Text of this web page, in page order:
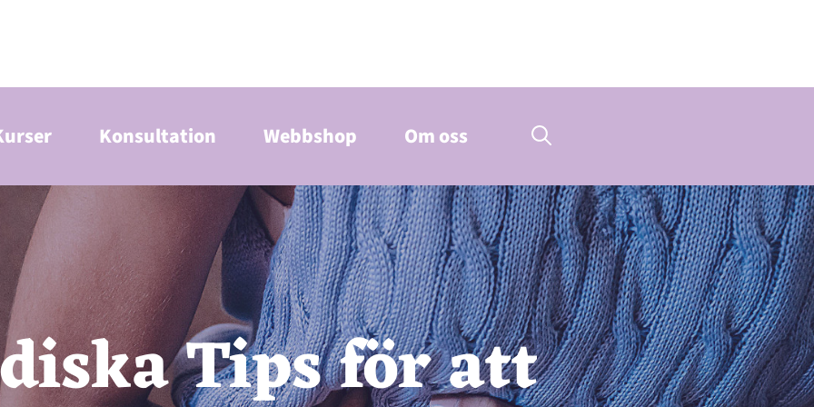
Konsultation Webbshop Om oss
Tips för att